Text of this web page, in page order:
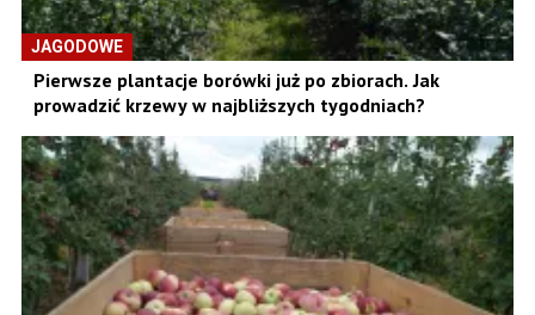
JAGODOWE
Pierwsze plantacje borówki już po zbiorach. Jak
prowadzić krzewy w najbliższych tygodniach?